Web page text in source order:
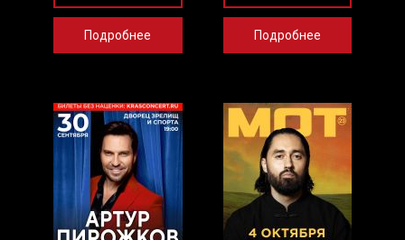
Подробнее Подробнее